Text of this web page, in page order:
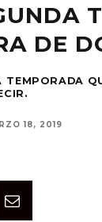
DE
TEMPORADA
18, 2019